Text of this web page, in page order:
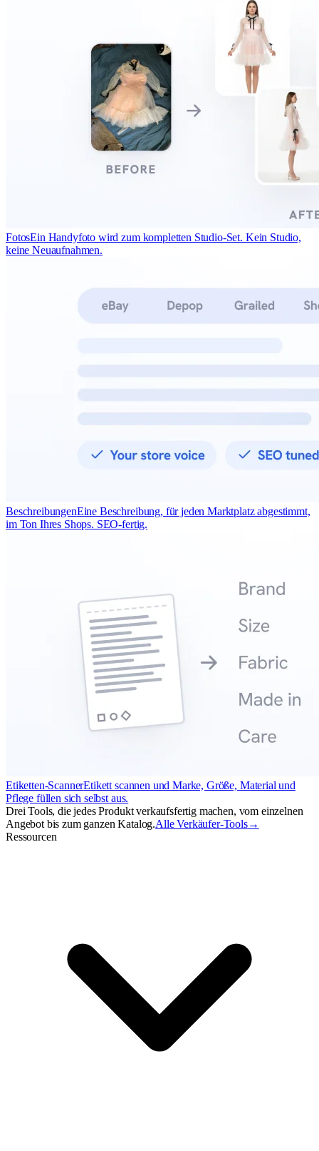
FotosEin Handyfoto wird zum kompletten Studio-Set. Kein Studio,
keine Neuaufnahmen.
BeschreibungenEine Beschreibung, für jeden Marktplatz abgestimmt,
im Ton Ihres Shops. SEO-fertig.
Etiketten-ScannerEtikett scannen und Marke, Größe, Material und
Pflege füllen sich selbst aus.
Drei Tools, die jedes Produkt verkaufsfertig machen, vom einzelnen
Angebot bis zum ganzen Katalog.Alle Verkäufer-Tools→
Ressourcen